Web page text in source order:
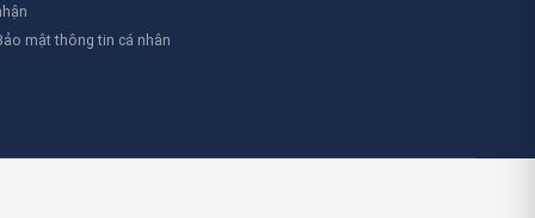
bồn bị hỏng nhanh chóng.
mật thông tin cá nhân